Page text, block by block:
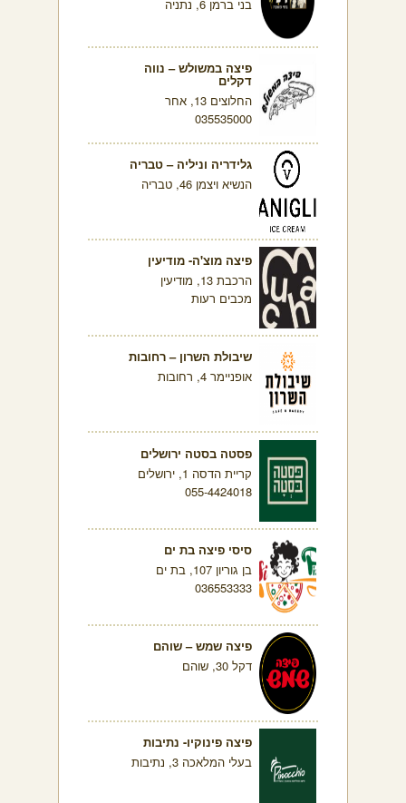
בני ברמן 6, נתניה
פיצה במשולש – נווה
דקלים
החלוצים 13, אחר
035535000
גלידריה וניליה – טבריה
הנשיא ויצמן 46, טבריה
פיצה מוצ'ה- מודיעין
הרכבת 13, מודיעין
מכבים רעות
שיבולת השרון – רחובות
אופניימר 4, רחובות
פסטה בסטה ירושלים
קריית הדסה 1, ירושלים
055-4424018
סיסי פיצה בת ים
בן גוריון 107, בת ים
036553333
פיצה שמש – שוהם
דקל 30, שוהם
פיצה פינוקיו- נתיבות
בעלי המלאכה 3, נתיבות